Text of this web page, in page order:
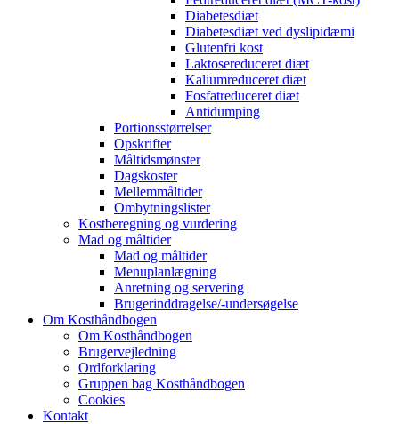
Diabetesdiæt
Diabetesdiæt ved dyslipidæmi
Glutenfri kost
Laktosereduceret diæt
Kaliumreduceret diæt
Fosfatreduceret diæt
Antidumping
Portionsstørrelser
Opskrifter
Måltidsmønster
Dagskoster
Mellemmåltider
Ombytningslister
Kostberegning og vurdering
Mad og måltider
Mad og måltider
Menuplanlægning
Anretning og servering
Brugerinddragelse/-undersøgelse
Om Kosthåndbogen
Om Kosthåndbogen
Brugervejledning
Ordforklaring
Gruppen bag Kosthåndbogen
Cookies
Kontakt